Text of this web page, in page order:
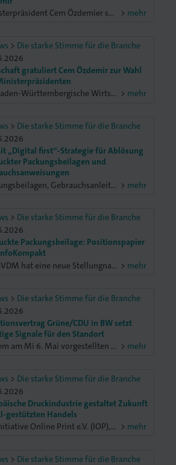
Ministerpräsident Cem Özdemier setzt in seiner Regierungserklärung wichtige wirtschaftspolitische Schwerpunkte.
mehr
Die starke Stimme für die Branche
gratuliert Cem Özdemir zur Wahl
Die Baden-Württembergische Wirtschaft gratuliert Cem Özdemir zur Wahl zum Ministerpräsidenten und drängt zugleich auf eine zügige Umsetzung der ambitionierten Agenda der grün-schwarzen Koalition.
mehr
Die starke Stimme für die Branche
„Digital first“-Strategie für Ablösung
Packungsbeilagen und
Packungsbeilagen, Gebrauchsanleitungen und Etiketten sind ins Visier der europäischen Gesetzgebung geraten. Unter dem Motto „Digital First“ sollen gedruckte Packungsbeilagen für Medikamente sowie die Gebrauchsanleitungen vieler Produkte durch digi­tale Produktinformationen abgelöst werden. Auch Mindestanforderungen an die Lesbarkeit von Etiketten für chemische Erzeugnis­se stehen zur Disposition. Leidtragende sind außer den betroffenen Druckereien alle Menschen, die auf gedruckte Produktinformationen angewiesen sind. Am Mo 15. Juni 2026, 14 – 16 Uhr gibt es ein infoKompakt zum aktuellen Stand.
mehr
Die starke Stimme für die Branche
Packungsbeilage: Positionspapier
Der BVDM hat eine neue Stellungnahme zur deutschen Umsetzung der EU-Humanarzneimittel-Richtlinie beim Bundesministerium für Gesundheit (BMG) eingereicht und ein entsprechendes Positionspapier veröffentlicht. Ziel: Die gedruckte Packungsbeilage für Arzneimittel muss auch künftig verpflichtend neben der digitalen Version bestehen bleiben. Am Mo 15. Juni 2026, 14 – 16 Uhr gibt es ein infoKompakt zum aktuellen Stand.
mehr
Die starke Stimme für die Branche
Grüne/CDU in BW setzt
Signale für den Standort
Zu dem am Mi 6. Mai vorgestellten Koalitionsvertrag von Grünen und CDU erklärt der Präsident der Unternehmer Baden-Württemberg (UBW), Thomas Bürkle: „Der Koalitionsvertrag setzt wichtige Signale für den Standort Baden-Württemberg und greift zentrale Forderungen der baden-württembergischen Wirtschaft auf – jetzt kommt es auf Tempo in der Umsetzung an. Mutiger Bürokratieabbau, schnelle Realisierung des Belastungsmoratoriums und konsequente Digitalisierung der Verwaltung sind überfällig und können echte Entlastung für die Unternehmen bringen.“
mehr
Die starke Stimme für die Branche
Druckindustrie gestaltet Zukunft
gestützten Handels
Die Initiative Online Print e.V. (IOP), der Bundesverband Druck und Medien e.V. (BVDM) und die europäische Druckföderation Intergraf bündeln ihre Kräfte, um einen eigenen Branchenstandard – ein sogenanntes „Vertical“ – für Googles Universal Commerce Protocol (UCP) zu entwickeln. Damit stellen sie sicher, dass die spezifischen Anforderungen der Druckindustrie in der neuen Ära des Agentic Commerce von Anfang an berücksichtigt werden. Das Zeitfenster ist günstig: UCP befindet sich noch in der Aufbauphase, ist als Open-Source-Standard offen für Branchenbeiträge – und wurde in Europa noch nicht eingeführt.
mehr
Die starke Stimme für die Branche